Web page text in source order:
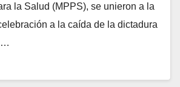
la Salud (MPPS), se unieron a la
a la caída de la dictadura